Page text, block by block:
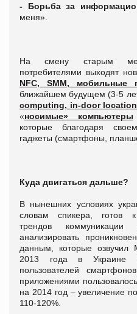
- Борьба за
меня».
На смену старым
потребителями выходят
NFC, SMM, мобильные
ближайшем будущем (3-5
computing, in-door
«носимые» компьютеры
которые благодаря
гаджеты (смартфоны,
Куда двигаться дальше?
В нынешних условиях
словам спикера, готов
трендов
анализировать
данным, которые
2013 года в Украине
пользователей
приложениями
на 2014 год – увеличение
110-120%.